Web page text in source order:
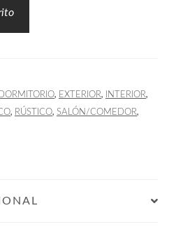
DORMITORIO, EXTERIOR, INTERIOR,
, RÚSTICO, SALÓN/COMEDOR,